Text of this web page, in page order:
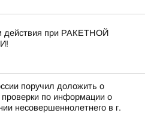
действия при РАКЕТНОЙ
поручил доложить о
проверки по информации о
несовершеннолетнего в г.